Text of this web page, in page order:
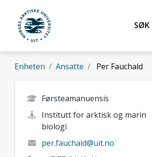
Gå til hovedinnhold
UiT Norges arktiske universitet
Søk
Enheten Ansatte Per Fauchald
Førsteamanuensis
Institutt for arktisk og marin
biologi
per.fauchald@uit.no